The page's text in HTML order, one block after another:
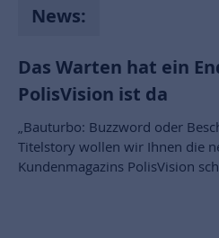
News:
Das Warten hat ein
PolisVision ist da
„Bauturbo: Buzzword oder
Titelstory wollen wir Ihnen die
Kundenmagazins PolisVision